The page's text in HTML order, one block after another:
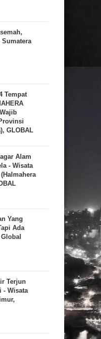
Sumatera
Tempat
GLOBAL
Alam
- Wisata
Yang
Ada
Terjun
- Wisata